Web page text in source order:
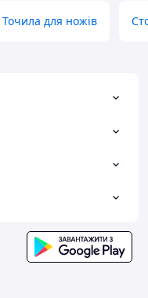
Точила для ножів